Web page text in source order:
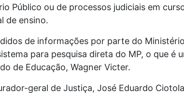
Público ou de processos judiciais em
de ensino.
de informações por parte do
para pesquisa direta do MP, o que é
de Educação, Wagner Victer.
geral de Justiça, José Eduardo